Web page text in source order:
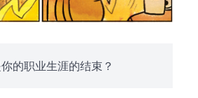
的职业生涯的结束？